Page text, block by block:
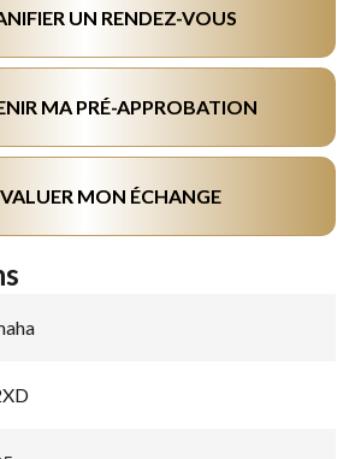
UN RENDEZ-VOUS
MA PRÉ-APPROBATION
MON ÉCHANGE